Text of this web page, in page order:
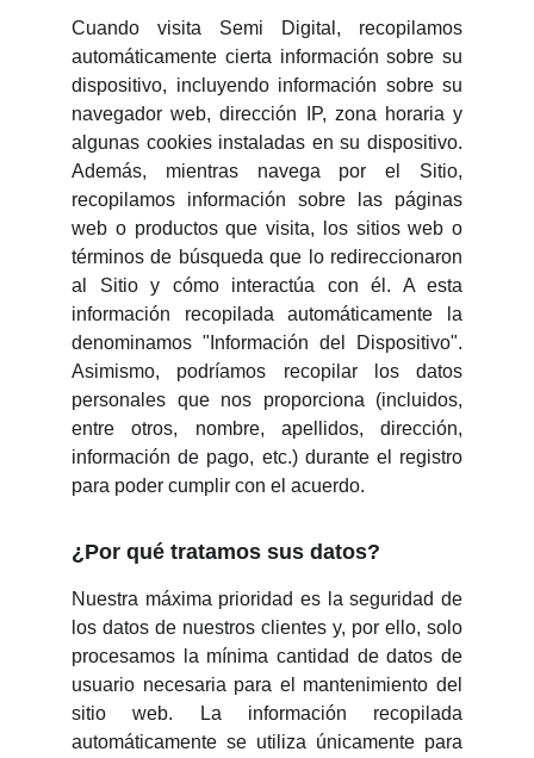
Cuando visita Semi Digital, recopilamos
automáticamente cierta información sobre su
dispositivo, incluyendo información sobre su
navegador web, dirección IP, zona horaria y
algunas cookies instaladas en su dispositivo.
Además, mientras navega por el Sitio,
recopilamos información sobre las páginas
web o productos que visita, los sitios web o
términos de búsqueda que lo redireccionaron
al Sitio y cómo interactúa con él. A esta
información recopilada automáticamente la
denominamos "Información del Dispositivo".
Asimismo, podríamos recopilar los datos
personales que nos proporciona (incluidos,
entre otros, nombre, apellidos, dirección,
información de pago, etc.) durante el registro
para poder cumplir con el acuerdo.
¿Por qué tratamos sus datos?
Nuestra máxima prioridad es la seguridad de
los datos de nuestros clientes y, por ello, solo
procesamos la mínima cantidad de datos de
usuario necesaria para el mantenimiento del
sitio web. La información recopilada
automáticamente se utiliza únicamente para